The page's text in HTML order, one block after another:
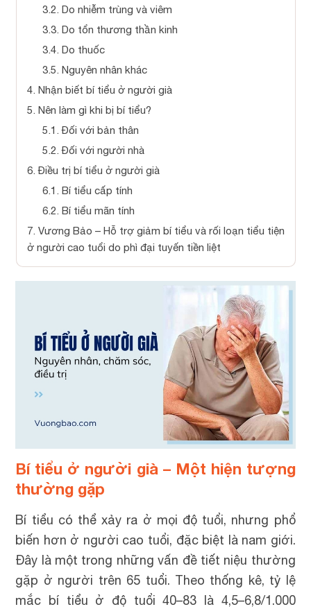
3.2. Do nhiễm trùng và viêm
3.3. Do tổn thương thần kinh
3.4. Do thuốc
3.5. Nguyên nhân khác
4. Nhận biết bí tiểu ở người già
5. Nên làm gì khi bị bí tiểu?
5.1. Đối với bản thân
5.2. Đối với người nhà
6. Điều trị bí tiểu ở người già
6.1. Bí tiểu cấp tính
6.2. Bí tiểu mãn tính
7. Vương Bảo – Hỗ trợ giảm bí tiểu và rối loạn tiểu tiện
ở người cao tuổi do phì đại tuyến tiền liệt
Bí tiểu ở người già – Một hiện tượng
thường gặp
Bí tiểu có thể xảy ra ở mọi độ tuổi, nhưng phổ
biến hơn ở người cao tuổi, đặc biệt là nam giới.
Đây là một trong những vấn đề tiết niệu thường
gặp ở người trên 65 tuổi. Theo thống kê, tỷ lệ
mắc bí tiểu ở độ tuổi 40–83 là 4,5–6,8/1.000